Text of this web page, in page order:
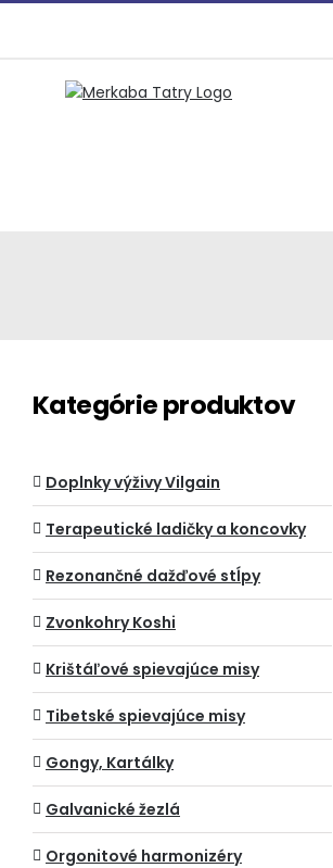
Kategórie produktov
Doplnky výživy Vilgain
Terapeutické ladičky a koncovky
Rezonančné dažďové stĺpy
Zvonkohry Koshi
Krištáľové spievajúce misy
Tibetské spievajúce misy
Gongy, Kartálky
Galvanické žezlá
Orgonitové harmonizéry